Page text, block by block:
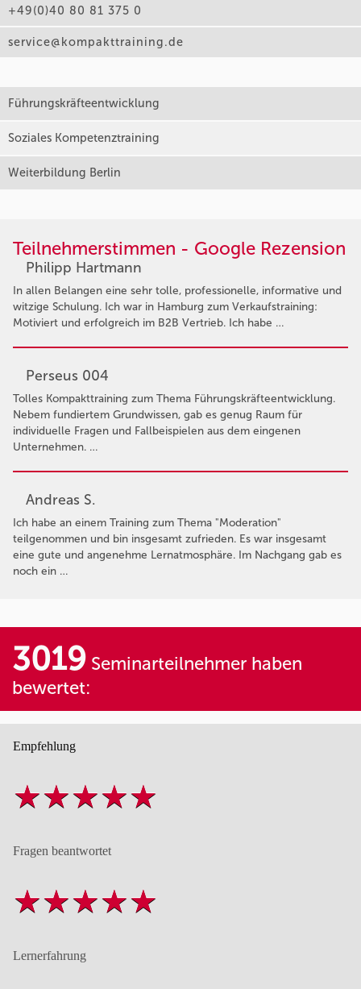
+49(0)40 80 81 375 0
service@kompakttraining.de
Führungskräfteentwicklung
Soziales Kompetenztraining
Weiterbildung Berlin
Teilnehmerstimmen - Google Rezension
Philipp Hartmann
In allen Belangen eine sehr tolle, professionelle, informative und
witzige Schulung. Ich war in Hamburg zum Verkaufstraining:
Motiviert und erfolgreich im B2B Vertrieb. Ich habe …
Perseus 004
Tolles Kompakttraining zum Thema Führungskräfteentwicklung.
Nebem fundiertem Grundwissen, gab es genug Raum für
individuelle Fragen und Fallbeispielen aus dem eingenen
Unternehmen. …
Andreas S.
Ich habe an einem Training zum Thema "Moderation"
teilgenommen und bin insgesamt zufrieden. Es war insgesamt
eine gute und angenehme Lernatmosphäre. Im Nachgang gab es
noch ein …
3019 Seminarteilnehmer haben
bewertet:
Empfehlung
Fragen beantwortet
Lernerfahrung